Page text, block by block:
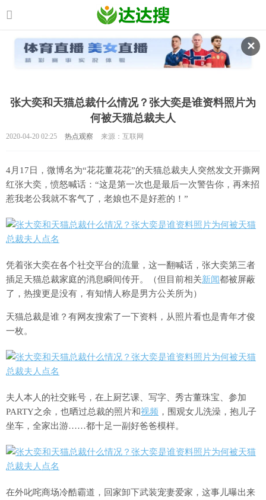
✕
张大奕和天猫总裁什么情况？张大奕是谁资料照片为
何被天猫总裁夫人
2020-04-20 02:25 热点观察 来源：互联网
4月17日，微博名为“花花董花花”的天猫总裁夫人突然发文开撕网
红张大奕，愤怒喊话：“这是第一次也是最后一次警告你，再来招
惹我老公我就不客气了，老娘也不是好惹的！”
凭着张大奕在各个社交平台的流量，这一翻喊话，张大奕第三者
插足天猫总裁家庭的消息瞬间传开。（但目前相关新闻都被屏蔽
了，热搜更是没有，有知情人称是男方公关所为）
天猫总裁是谁？有网友搜索了一下资料，从照片看也是青年才俊
一枚。
夫人本人的社交账号，在上厨艺课、写字、秀古董珠宝、参加
PARTY之余，也晒过总裁的照片和视频 ，围观女儿洗澡，抱儿子
坐车，全家出游……都十足一副好爸爸模样。
在外叱咤商场冷酷霸道，回家卸下武装宠妻爱家，这事儿曝出来